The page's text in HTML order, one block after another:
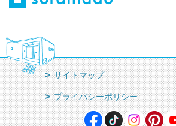
サイトマップ
プライバシーポリシー